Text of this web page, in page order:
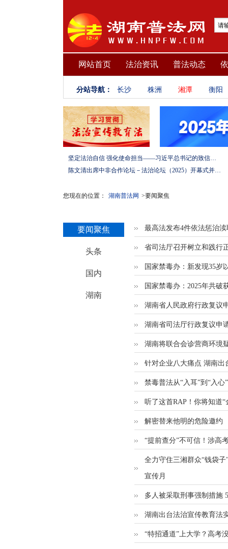
网站首页 法治资讯 普法动态
分站导航： 长沙 株洲 湘潭 衡阳
坚定法治自信 强化使命担当——习近平总书记的致信激励法学法律工作者投身全面依法治国伟大实践
陈文清出席中非合作论坛－法治论坛（2025）开幕式并在湖南调研
您现在的位置： 湖南普法网 >要闻聚焦
要闻聚焦
头条
国内
湖南
最高法发布4件依法惩治
省司法厅召开树立和践行
国家禁毒办：新发现35岁
国家禁毒办：2025年共破
湖南省人民政府行政复议
湖南省司法厅行政复议申
湖南将联合会诊营商环境
针对企业八大痛点 湖南出
禁毒普法从“入耳”到“入心”
听了这首RAP！你将知道
解密替来他明的危险邀约
“提前查分”不可信！涉高
全力守住三湘群众“钱袋
宣传月
多人被采取刑事强制措施
湖南出台法治宣传教育法
“特招通道”上大学？高考